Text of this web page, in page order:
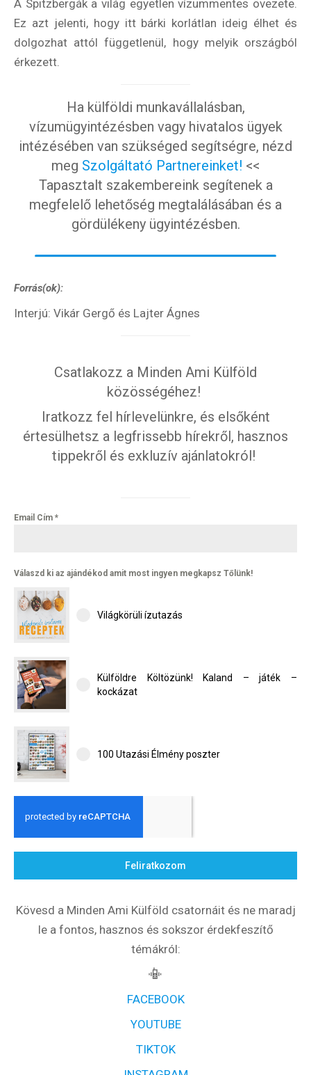
A Spitzbergák a világ egyetlen vízummentes övezete.
Ez azt jelenti, hogy itt bárki korlátlan ideig élhet és
dolgozhat attól függetlenül, hogy melyik országból
érkezett.
Ha külföldi munkavállalásban,
vízumügyintézésben vagy hivatalos ügyek
intézésében van szükséged segítségre, nézd
meg Szolgáltató Partnereinket! <<
Tapasztalt szakembereink segítenek a
megfelelő lehetőség megtalálásában és a
gördülékeny ügyintézésben.
Forrás(ok):
Interjú: Vikár Gergő és Lajter Ágnes
Csatlakozz a Minden Ami Külföld
közösségéhez!
Iratkozz fel hírlevelünkre, és elsőként
értesülhetsz a legfrissebb hírekről, hasznos
tippekről és exkluzív ajánlatokról!
Email Cím *
Válaszd ki az ajándékod amit most ingyen megkapsz Tőlünk!
Világkörüli ízutazás
Külföldre Költözünk! Kaland – játék –
kockázat
100 Utazási Élmény poszter
Feliratkozom
Kövesd a Minden Ami Külföld csatornáit és ne maradj
le a fontos, hasznos és sokszor érdekfeszítő
témákról:
📳
FACEBOOK
YOUTUBE
TIKTOK